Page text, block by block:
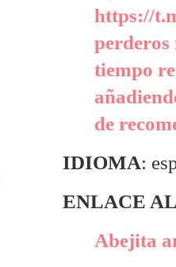
https://
perderos
tiempo
de
IDIOMA:
ENLACE
Abejita